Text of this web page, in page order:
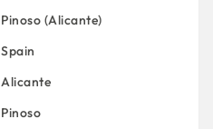
Pinoso (Alicante)
Spain
Alicante
Pinoso